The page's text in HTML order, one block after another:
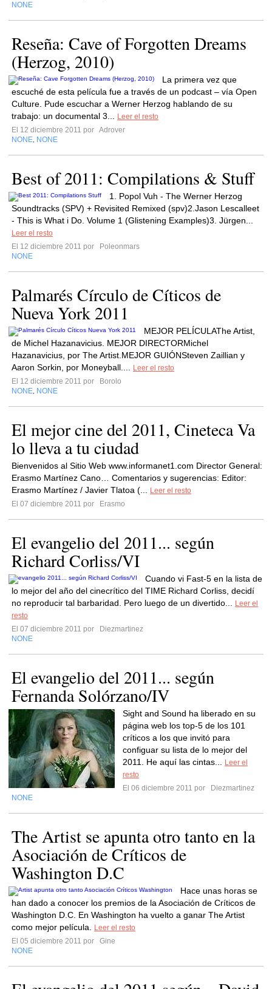
NONE
Reseña: Cave of Forgotten Dreams
(Herzog, 2010)
La primera vez que
escuché de esta película fue a través de un podcast – vía Open
Culture. Pude escuchar a Werner Herzog hablando de su
trabajo: un documental 3...
Leer el resto
El 12 diciembre 2011 por Adrover
NONE NONE
Best of 2011: Compilations & Stuff
1. Popol Vuh - The Werner Herzog
Soundtracks (SPV) + Revisited Remixed (spv)2.Jason Lescalleet
- This is What i Do. Volume 1 (Glistening Examples)3. Jürgen...
Leer el resto
El 12 diciembre 2011 por
Poleonmars
NONE
Palmarés Círculo de Cíticos de
Nueva York 2011
MEJOR PELÍCULAThe Artist,
de Michel Hazanavicius. MEJOR DIRECTORMichel
Hazanavicius, por The Artist.MEJOR GUIÓNSteven Zaillian y
Aaron Sorkin, por Moneyball....
Leer el resto
El 12 diciembre 2011 por
Borolo
NONE NONE
El mejor cine del 2011, Cineteca Va
lo lleva a tu ciudad
Bienvenidos al Sitio Web www.informanet1.com Director General:
Erasmo Martínez Cano… Comentarios y sugerencias: Editor:
Erasmo Martínez / Javier Tlatoa (...
Leer el resto
El 07 diciembre 2011 por
Erasmo
El evangelio del 2011... según
Richard Corliss/VI
Cuando vi Fast-5 en la lista de
lo mejor del año del cinecrítico del TIME Richard Corliss, decidí
no reproducir tal barbaridad. Pero luego de un divertido...
Leer el
resto
El 07 diciembre 2011 por
Diezmartinez
NONE
El evangelio del 2011... según
Fernanda Solórzano/IV
Sight and Sound ha liberado en su
página web los top-5 de los 101
críticos a los que invitó para
configuar su lista de lo mejor del
2011. He aquí las cintas...
Leer el
resto
El 06 diciembre 2011 por
Diezmartinez
NONE
The Artist se apunta otro tanto en la
Asociación de Críticos de
Washington D.C
Hace unas horas se
han dado a conocer los premios de la Asociación de Críticos de
Washington D.C. En Washington ha vuelto a ganar The Artist
como mejor película.
Leer el resto
El 05 diciembre 2011 por
Gine
NONE